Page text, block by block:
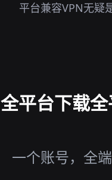
平台兼容VPN无疑
全平台下载
一个账号，全